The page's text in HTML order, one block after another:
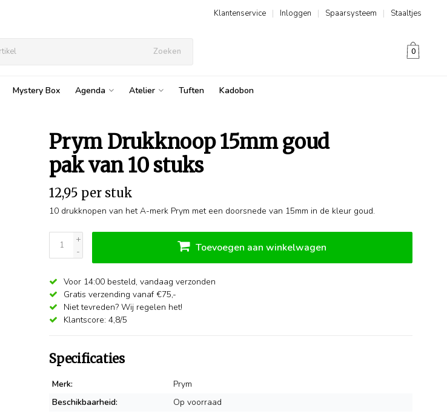
Staaltjes
|
Spaarsysteem
|
Inloggen
|
Klantenservice
Zoeken 0
Mystery Box Agenda Atelier Tuften Kadobon
Prym Drukknoop 15mm goud
pak van 10 stuks
12,95 per stuk
10 drukknopen van het A-merk Prym met een doorsnede van 15mm in de kleur goud.
+
-
Toevoegen aan winkelwagen
Voor 14:00 besteld, vandaag verzonden
Gratis verzending vanaf €75,-
Niet tevreden? Wij regelen het!
Klantscore: 4,8/5
Specificaties
Merk:
Prym
Beschikbaarheid:
Op voorraad